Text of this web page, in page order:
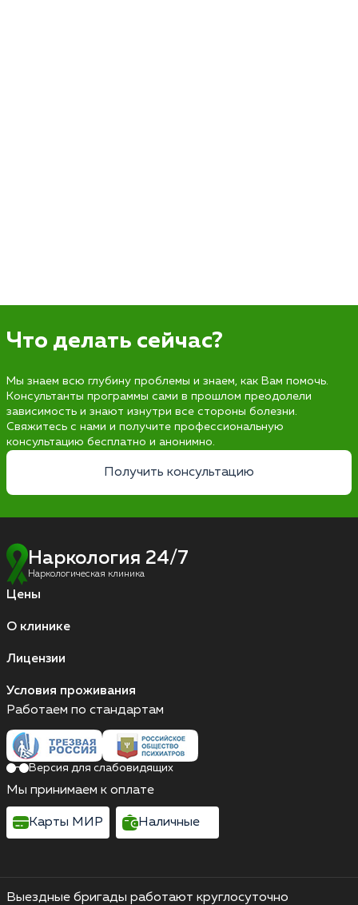
Что делать сейчас?
Мы знаем всю глубину проблемы и знаем, как Вам помочь.
Консультанты программы сами в прошлом преодолели
зависимость и знают изнутри все стороны болезни.
Свяжитесь с нами и получите профессиональную
консультацию бесплатно и анонимно.
Получить консультацию
Наркология 24/7
Наркологическая клиника
Цены
О клинике
Лицензии
Условия проживания
Выездные бригады работают круглосуточно
Работаем по стандартам
Версия для слабовидящих
Мы принимаем к оплате
Карты МИР Наличные